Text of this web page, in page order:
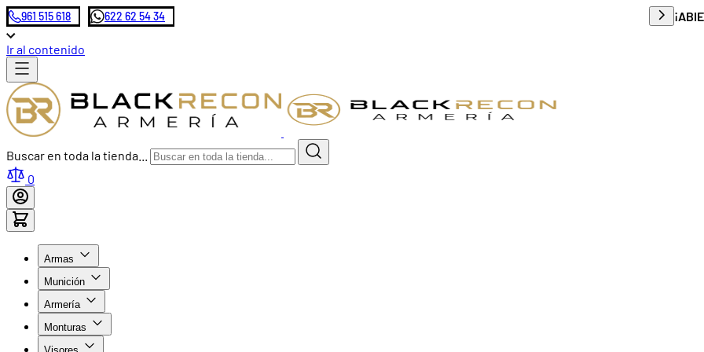
Envío
961 515 618 622 62 54 34
Ir al contenido
Buscar en toda la tienda...
0
Armas
Munición
Armería
Monturas